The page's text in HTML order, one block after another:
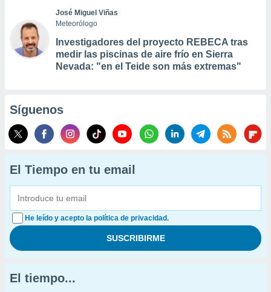
José Miguel Viñas
Meteorólogo
Investigadores del proyecto REBECA tras
medir las piscinas de aire frío en Sierra
Nevada: "en el Teide son más extremas"
Síguenos
El Tiempo en tu email
He leído y acepto la política de privacidad.
El tiempo...